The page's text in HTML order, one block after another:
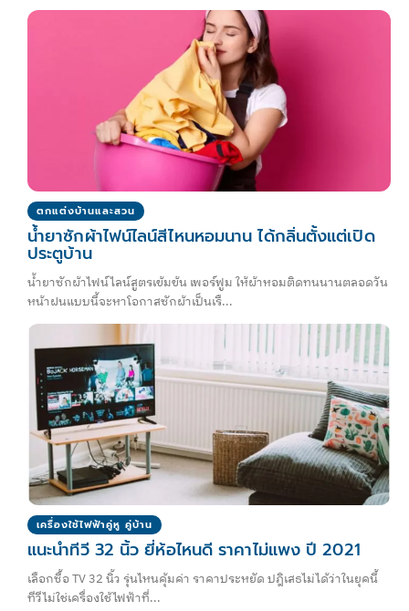
ตกแต่งบ้านและสวน
น้ำยาซักผ้าไฟน์ไลน์สีไหนหอมนาน ได้กลิ่นตั้งแต่เปิด
ประตูบ้าน
น้ำยาซักผ้าไฟน์ไลน์สูตรเข้มข้น เพอร์ฟูม ให้ผ้าหอมติดทนนานตลอดวัน
หน้าฝนแบบนี้จะหาโอกาสซักผ้าเป็นเรื...
เครื่องใช้ไฟฟ้าคู่หู คู่บ้าน
แนะนำทีวี 32 นิ้ว ยี่ห้อไหนดี ราคาไม่แพง ปี 2021
เลือกซื้อ TV 32 นิ้ว รุ่นไหนคุ้มค่า ราคาประหยัด ปฎิเสธไม่ได้ว่าในยุคนี้
ทีวีไม่ใช่เครื่องใช้ไฟฟ้าที่...